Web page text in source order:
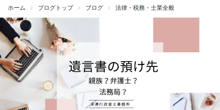
ホーム ブログトップ ブログ 法律・税務・士業全般